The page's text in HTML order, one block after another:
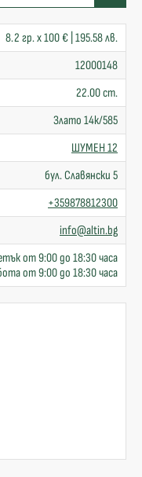
8.2 гр. x 100 € | 195.58 лв.
12000148
22.00 cm.
Злато 14к/585
ШУМЕН 12
бул. Славянски 5
+359878812300
info@altin.bg
от 9:00 до 18:30 часа
от 9:00 до 18:30 часа